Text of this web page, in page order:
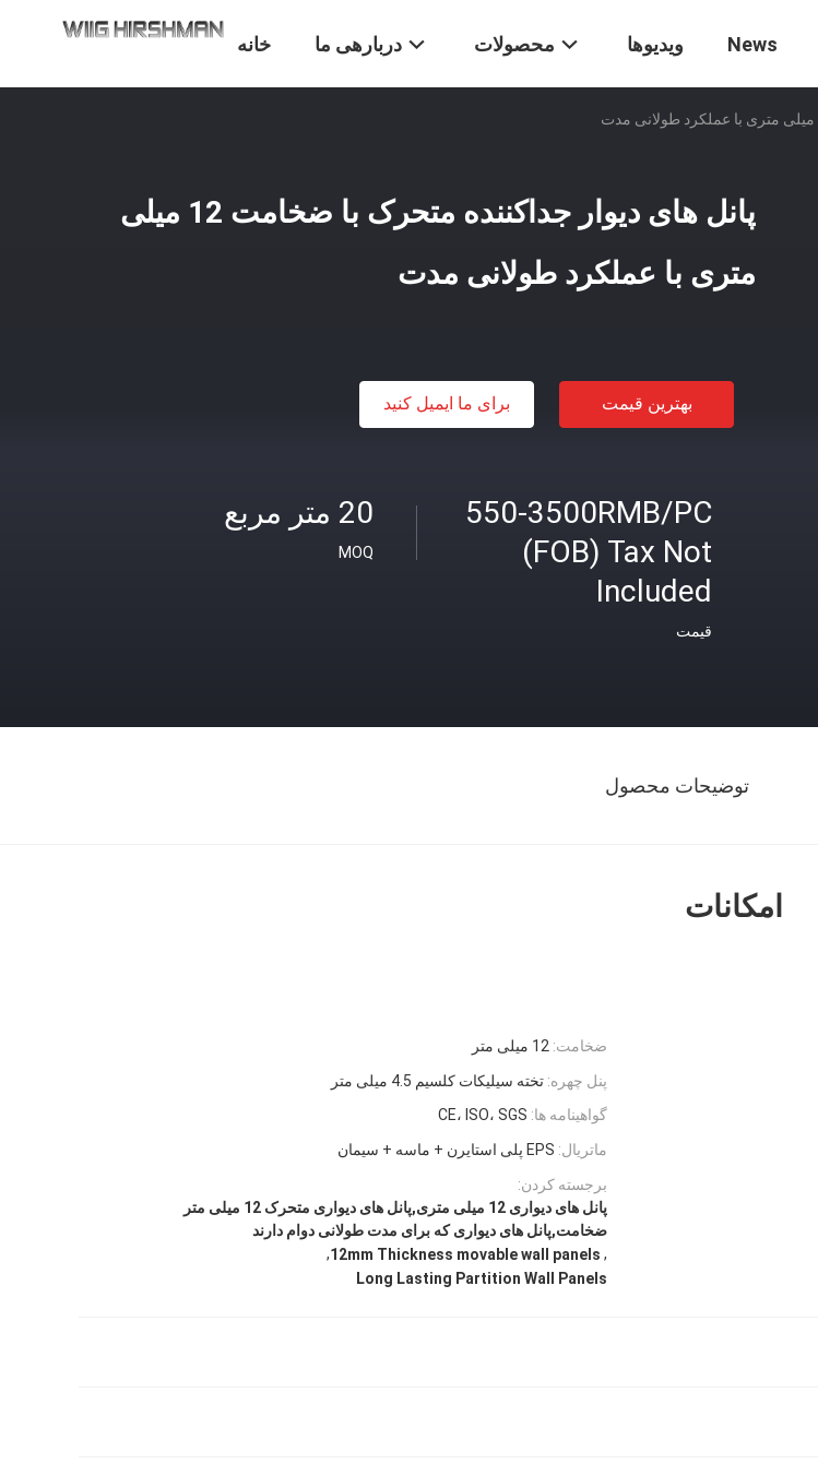
خانه دربارهی ما محصولات ویدیوها News
پانل های دیوار جداکننده متحرک با ضخامت 12 میلی
متری با عملکرد طولانی مدت
بهترین قیمت برای ما ایمیل کنید
20 متر مربع
MOQ
550-3500RMB/PC
(FOB) Tax Not
Included
قیمت
توضیحات محصول
امکانات
ضخامت: 12 میلی متر
پنل چهره: تخته سیلیکات کلسیم 4.5 میلی متر
گواهینامه ها: CE، ISO، SGS
ماتریال: EPS پلی استایرن + ماسه + سیمان
برجسته کردن:
پانل های دیواری 12 میلی متری,پانل های دیواری متحرک 12 میلی متر
ضخامت,پانل های دیواری که برای مدت طولانی دوام دارند
,
12mm Thickness movable wall panels
,
Long Lasting Partition Wall Panels